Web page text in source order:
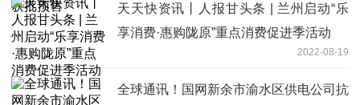
天天快资讯丨人报甘头条 | 兰州启动“乐
享消费·惠购陇原”重点消费促进季活动
2022-08-19
全球通讯！国网新余市渝水区供电公司抗